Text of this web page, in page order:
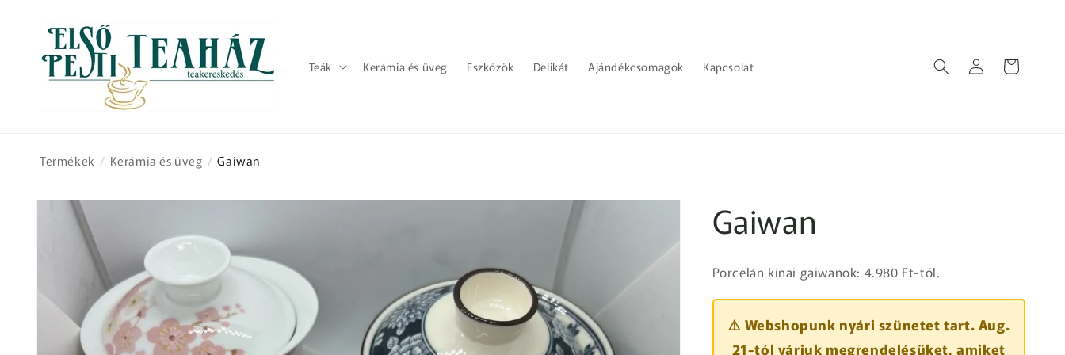
tartalomhoz
Teák Kerámia és üveg Eszközök Delikát Ajándékcsomagok Kapcsolat BejelentkezésKosár
Termékek / Kerámia és üveg / Gaiwan
Kihagyás, és
ugrás a
termékadatokra
Gaiwan
Porcelán kínai gaiwanok: 4.980 Ft-tól.
⚠️ Webshopunk nyári szünetet tart. Aug.
21-tól várjuk megrendelésüket, amiket